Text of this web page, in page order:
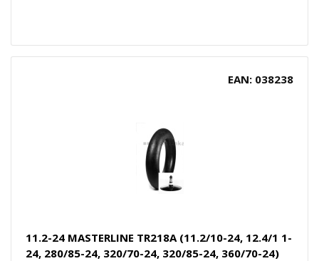
EAN: 038238
11.2-24 MASTERLINE TR218A (11.2/10-24, 12.4/1 1-
24, 280/85-24, 320/70-24, 320/85-24, 360/70-24)